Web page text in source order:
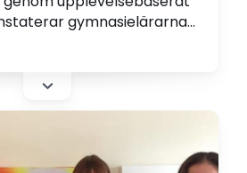
gymnasielärarna
Johansson på Nacka
skrivit en artikel om hur de
politiska engagemang.